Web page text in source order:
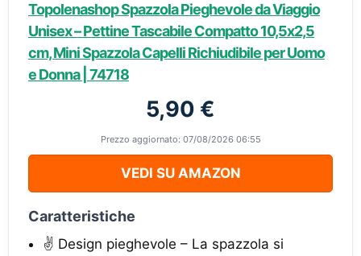
Topolenashop Spazzola Pieghevole da Viaggio
Unisex – Pettine Tascabile Compatto 10,5x2,5
cm, Mini Spazzola Capelli Richiudibile per Uomo
e Donna | 74718
5,90 €
Prezzo aggiornato: 07/08/2026 06:55
VEDI SU AMAZON
Caratteristiche
✌️ Design pieghevole – La spazzola si